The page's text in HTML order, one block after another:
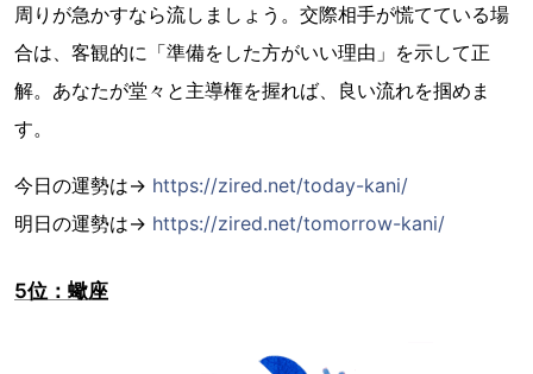
周りが急かすなら流しましょう。交際相手が慌てている場
合は、客観的に「準備をした方がいい理由」を示して正
解。あなたが堂々と主導権を握れば、良い流れを掴めま
す。
今日の運勢は→ https://zired.net/today-kani/
明日の運勢は→ https://zired.net/tomorrow-kani/
5位：蠍座